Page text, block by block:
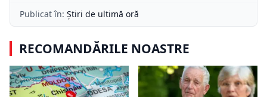
Publicat în: Știri de ultimă oră
RECOMANDĂRILE NOASTRE